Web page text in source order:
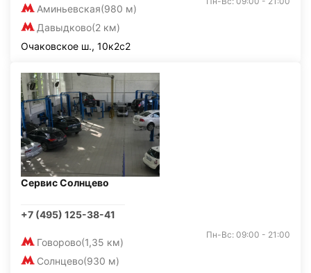
Аминьевская(980 м)
Давыдково(2 км)
Очаковское ш., 10к2с2
Сервис Солнцево
+7 (495) 125-38-41
Говорово(1,35 км)
Солнцево(930 м)
Пн-Вс: 09:00 - 21:00